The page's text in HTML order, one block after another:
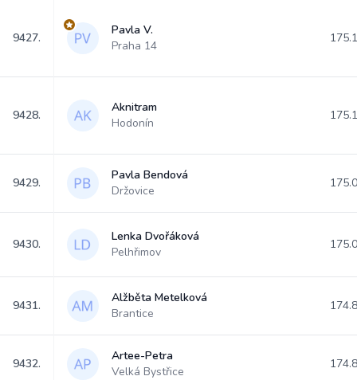
9427.
Pavla V.
Praha 14
9428.
Aknitram
Hodonín
9429.
Pavla Bendová
Držovice
9430.
Lenka Dvořáková
Pelhřimov
9431.
Alžběta Metelková
Brantice
9432.
Artee-Petra
Velká Bystřice